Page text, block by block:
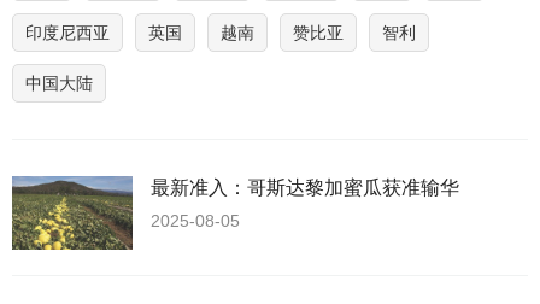
印度尼西亚 英国 越南 赞比亚 智利
中国大陆
最新准入：哥斯达黎加蜜瓜获准输华
2025-08-05